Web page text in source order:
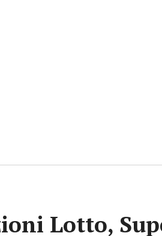
Lotto,